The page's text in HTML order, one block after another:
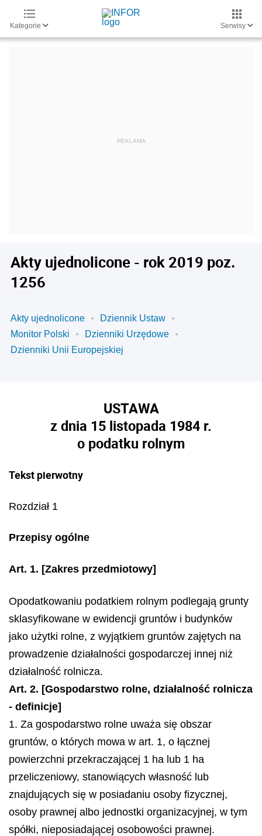
Kategorie Serwisy
Akty ujednolicone - rok 2019 poz.
1256
Akty ujednolicone
Dziennik Ustaw
Monitor Polski
Dzienniki Urzędowe
Dzienniki Unii Europejskiej
USTAWA
z dnia 15 listopada 1984 r.
o podatku rolnym
Tekst pierwotny
Rozdział 1
Przepisy ogólne
Art. 1. [Zakres przedmiotowy]
Opodatkowaniu podatkiem rolnym podlegają grunty
sklasyfikowane w ewidencji gruntów i budynków
jako użytki rolne, z wyjątkiem gruntów zajętych na
prowadzenie działalności gospodarczej innej niż
działalność rolnicza.
Art. 2. [Gospodarstwo rolne, działalność rolnicza
- definicje]
1. Za gospodarstwo rolne uważa się obszar
gruntów, o których mowa w art. 1, o łącznej
powierzchni przekraczającej 1 ha lub 1 ha
przeliczeniowy, stanowiących własność lub
znajdujących się w posiadaniu osoby fizycznej,
osoby prawnej albo jednostki organizacyjnej, w tym
spółki, nieposiadającej osobowości prawnej.